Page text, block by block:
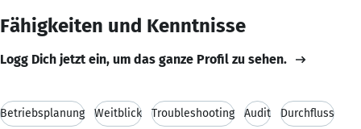
Fähigkeiten und Kenntnisse
Logg Dich jetzt ein, um das ganze Profil zu sehen.
Betriebsplanung Weitblick Troubleshooting Audit Durchfluss